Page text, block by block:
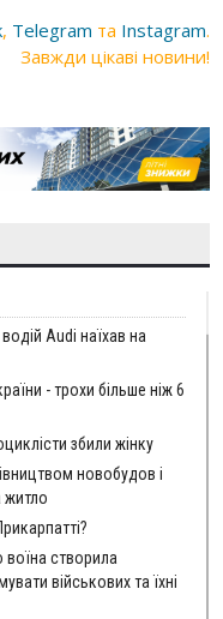
, Telegram та Instagram.
Завжди цікаві новини!
Audi наїхав на
- трохи більше ніж 6
збили жінку
новобудов і
житло
воїна створила
військових та їхні